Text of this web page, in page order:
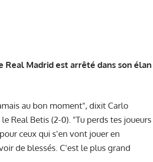
Real Madrid est arrêté dans son élan
au bon moment", dixit Carlo
Real Betis (2-0). "Tu perds tes joueurs
ceux qui s'en vont jouer en
de blessés. C'est le plus grand